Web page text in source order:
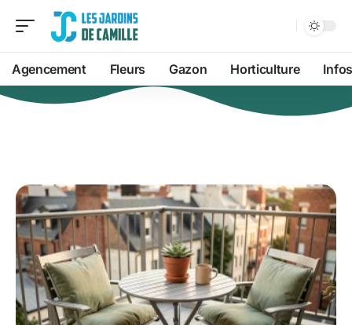
Agencement Fleurs Gazon Horticulture Infos